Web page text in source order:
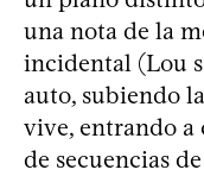
una nota de la
incidental (Lou
auto, subiendo
vive, entrando a
de secuencias